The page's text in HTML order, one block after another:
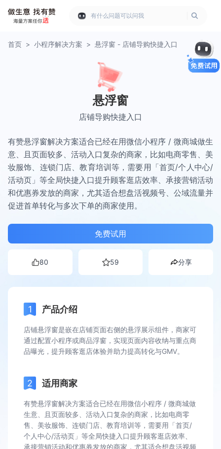
有什么问题可以问我
首页 > 小程序解决方案 > 悬浮窗 - 店铺导购快捷入口
悬浮窗
店铺导购快捷入口
有赞悬浮窗解决方案适合已经在用微信小程序 / 微商城做生
意、且页面较多、活动入口复杂的商家，比如电商零售、美
妆服饰、连锁门店、教育培训等，需要用「首页/个人中心/
活动页」等全局快捷入口提升顾客逛店效率、承接营销活动
和优惠券发放的商家，尤其适合想盘活视频号、公域流量并
促进首单转化与多次下单的商家使用。
免费试用
80 59 分享
产品介绍
店铺悬浮窗是嵌在店铺页面右侧的悬浮展示组件，商家可
通过配置小程序或商品浮窗，实现页面内容收纳与重点商
品曝光，提升顾客逛店体验并助力提高转化与GMV。
适用商家
有赞悬浮窗解决方案适合已经在用微信小程序 / 微商城做
生意、且页面较多、活动入口复杂的商家，比如电商零
售、美妆服饰、连锁门店、教育培训等，需要用「首页/
个人中心/活动页」等全局快捷入口提升顾客逛店效率、
承接营销活动和优惠券发放的商家，尤其适合想盘活视频